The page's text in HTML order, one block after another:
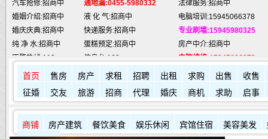
婚姻介绍:招商中
液 化 气:招商中
电脑培训:15945066378
婚庆庆典:招商中
快递服务:招商中
专业刷墙:15945980325
纯 净 水:招商中
蛋糕预定:招商中
房产中介:招商中
匪警热线:110
信息台:160
电脑维修:15945066378
肇东火车站:2946115 凯蒂酒店:5977776 肇东福和酒店: 7711111
首页 售房 房产 求租 招聘 出租 求购 出售
收售
征婚
交友 旅游 招商 代理 婚庆 商机 求助 启事
商铺 房产建筑 餐饮美食 娱乐休闲 宾馆住宿 美容美发